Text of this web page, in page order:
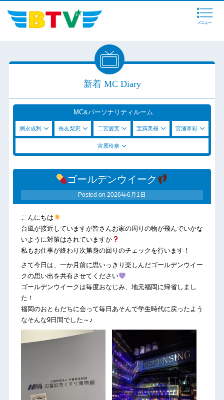
メニュー
新着 MC Diary
MC&パーソナリティルーム
網永成利 長友梨恵 二宮愛実 宝満美桜 宮浦寧彩
宮原玲奈
ゴールデンウイーク
Posted on 2026年6月1日
こんにちは
台風が接近していますが皆さんお家の周りの物が飛んでいかな
いように対策はされていますか
私もお仕事が終わり次第身の回りのチェックを行います！
さて今日は、一か月前に思いっきり楽しんだゴールデンウイー
クの思い出を共有させてください
ゴールデンウイークは毎度おなじみ、地元福岡に帰省しまし
た！
福岡のおともだちに会って毎日あそんで学生時代に戻ったよう
なそんな9日間でした～♪